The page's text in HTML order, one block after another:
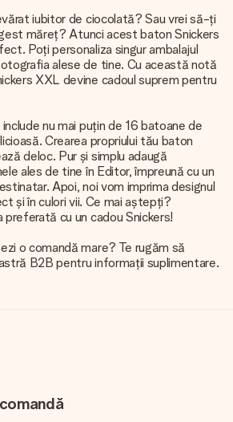
iubitor de ciocolată? Sau vrei să-ți
măreț? Atunci acest baton Snickers
Poți personaliza singur ambalajul
alese de tine. Cu această notă
XXL devine cadoul suprem pentru
nu mai puțin de 16 batoane de
Crearea propriului tău baton
deloc. Pur și simplu adaugă
ales de tine în Editor, împreună cu un
Apoi, noi vom imprima designul
și în culori vii. Ce mai aștepți?
cu un cadou Snickers!
o comandă mare? Te rugăm să
B2B pentru informații suplimentare.